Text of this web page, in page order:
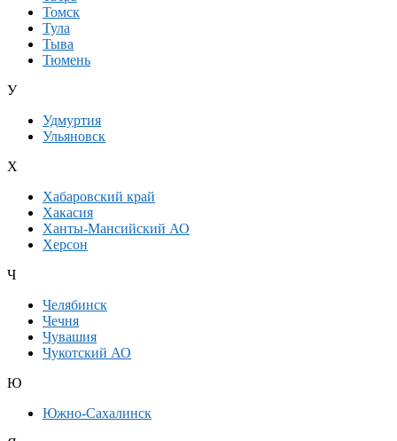
Томск
Тула
Тыва
Тюмень
У
Удмуртия
Ульяновск
Х
Хабаровский край
Хакасия
Ханты-Мансийский АО
Херсон
Ч
Челябинск
Чечня
Чувашия
Чукотский АО
Ю
Южно-Сахалинск